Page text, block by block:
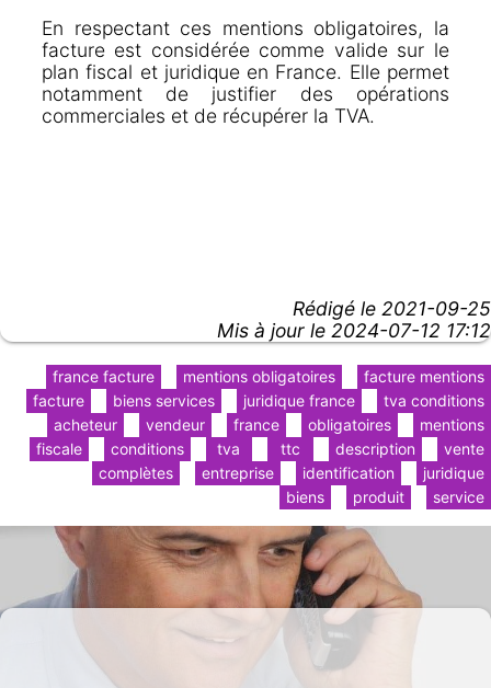
En respectant ces mentions obligatoires, la
facture est considérée comme valide sur le
plan fiscal et juridique en France. Elle permet
notamment de justifier des opérations
commerciales et de récupérer la TVA.
Rédigé le 2021-09-25
Mis à jour le 2024-07-12 17:12
facture mentions
mentions obligatoires
france facture
tva conditions
juridique france
biens services
facture
mentions
obligatoires
france
vendeur
acheteur
vente
description
ttc
tva
conditions
fiscale
juridique
identification
entreprise
complètes
service
produit
biens